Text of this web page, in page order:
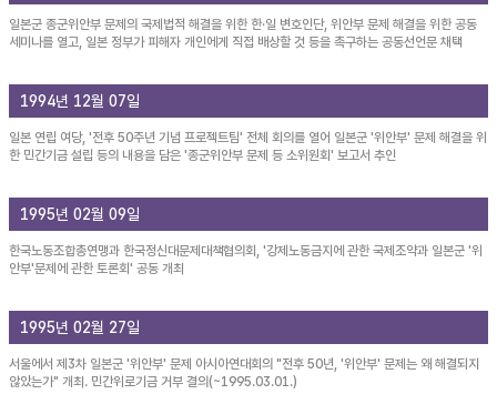
일본군 종군위안부 문제의 국제법적 해결을 위한 한·일 변호인단, 위안부 문제 해결을 위한 공동
세미나를 열고, 일본 정부가 피해자 개인에게 직접 배상할 것 등을 촉구하는 공동선언문 채택
1994년 12월 07일
일본 연립 여당, '전후 50주년 기념 프로젝트팀' 전체 회의를 열어 일본군 '위안부' 문제 해결을 위
한 민간기금 설립 등의 내용을 담은 '종군위안부 문제 등 소위원회' 보고서 추인
1995년 02월 09일
한국노동조합총연맹과 한국정신대문제대책협의회, '강제노동금지에 관한 국제조약과 일본군 '위
안부'문제에 관한 토론회' 공동 개최
1995년 02월 27일
서울에서 제3차 일본군 '위안부' 문제 아시아연대회의 "전후 50년, '위안부' 문제는 왜 해결되지
않았는가" 개최. 민간위로기금 거부 결의(~1995.03.01.)